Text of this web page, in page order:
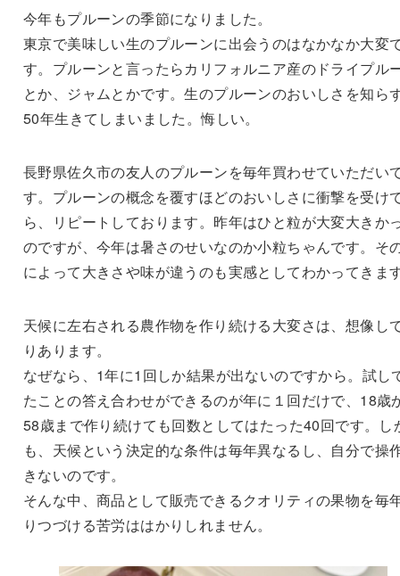
今年もプルーンの季節になりました。
東京で美味しい生のプルーンに出会うのはなかなか大変
す。プルーンと言ったらカリフォルニア産のドライプル
とか、ジャムとかです。生のプルーンのおいしさを知ら
50年生きてしまいました。悔しい。
長野県佐久市の友人のプルーンを毎年買わせていただい
す。プルーンの概念を覆すほどのおいしさに衝撃を受け
ら、リピートしております。昨年はひと粒が大変大きか
のですが、今年は暑さのせいなのか小粒ちゃんです。そ
によって大きさや味が違うのも実感としてわかってきま
天候に左右される農作物を作り続ける大変さは、想像し
りあります。
なぜなら、1年に1回しか結果が出ないのですから。試し
たことの答え合わせができるのが年に１回だけで、18歳
58歳まで作り続けても回数としてはたった40回です。し
も、天候という決定的な条件は毎年異なるし、自分で操
きないのです。
そんな中、商品として販売できるクオリティの果物を毎
りつづける苦労ははかりしれません。